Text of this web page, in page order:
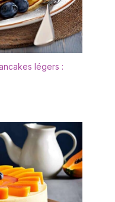
légers :